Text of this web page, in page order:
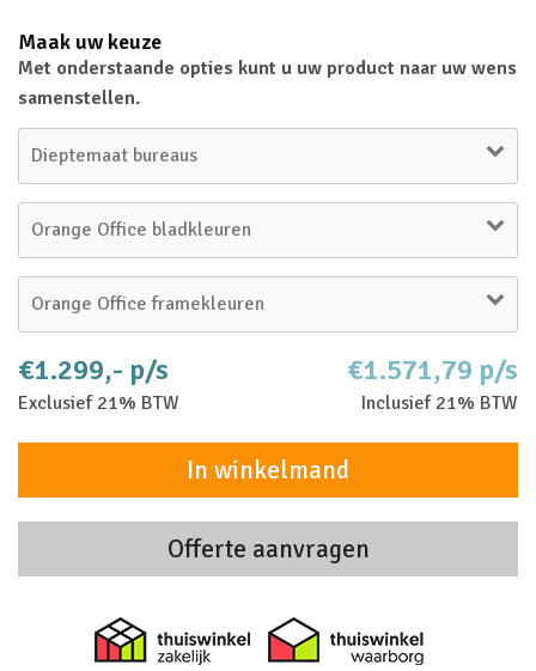
Maak uw keuze
Met onderstaande opties kunt u uw product naar uw wens
samenstellen.
Dieptemaat bureaus
Orange Office bladkleuren
Orange Office framekleuren
€1.299,- p/s
Exclusief 21% BTW
€1.571,79 p/s
Inclusief 21% BTW
In winkelmand
Offerte aanvragen
Thuiswinkel zakelijk